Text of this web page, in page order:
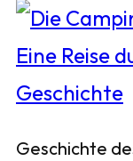
Geschichte